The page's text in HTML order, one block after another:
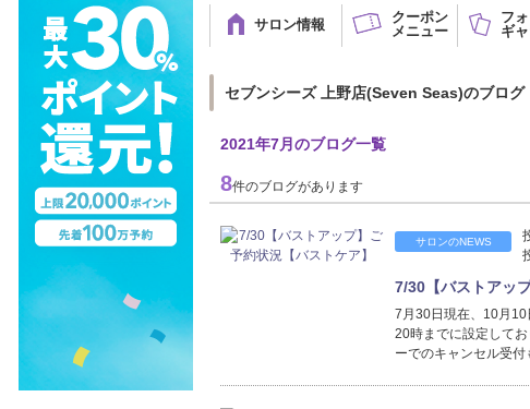
サロン情報
クーポン
メニュー
フ
ギ
セブンシーズ 上野店(Seven Seas)のブログ
2021年7月のブログ一覧
8件のブログがあります
サロンのNEWS
7/30【バストアッ
7月30日現在、10月
20時までに設定して
ーでのキャンセル受